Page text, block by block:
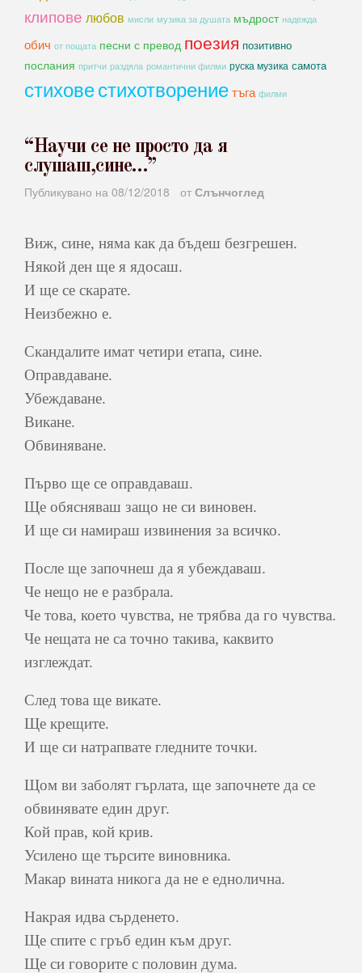
клипове любов мисли музика за душата мъдрост надежда
обич от пощата песни с превод поезия позитивно
послания притчи раздяла романтични филми руска музика самота
стиховестихотворениетъга филми
“Научи се не просто да я
слушаш,сине…”
Публикувано на 08/12/2018 от Слънчоглед
Виж, сине, няма как да бъдеш безгрешен.
Някой ден ще я ядосаш.
И ще се скарате.
Неизбежно е.
Скандалите имат четири етапа, сине.
Оправдаване.
Убеждаване.
Викане.
Обвиняване.
Първо ще се оправдаваш.
Ще обясняваш защо не си виновен.
И ще си намираш извинения за всичко.
После ще започнеш да я убеждаваш.
Че нещо не е разбрала.
Че това, което чувства, не трябва да го чувства.
Че нещата не са точно такива, каквито
изглеждат.
След това ще викате.
Ще крещите.
И ще си натрапвате гледните точки.
Щом ви заболят гърлата, ще започнете да се
обвинявате един друг.
Кой прав, кой крив.
Усилено ще търсите виновника.
Макар вината никога да не е еднолична.
Накрая идва сърденето.
Ще спите с гръб един към друг.
Ще си говорите с половин дума.